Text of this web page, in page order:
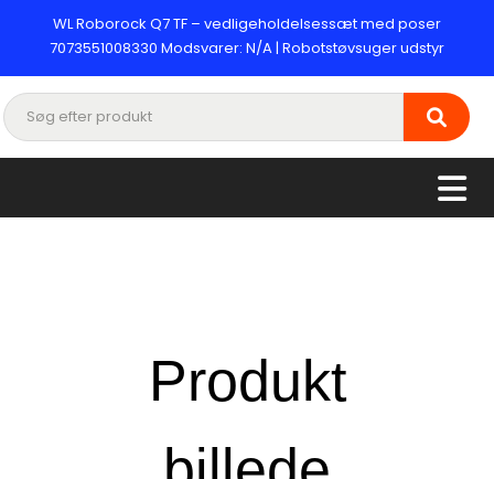
WL Roborock Q7 TF – vedligeholdelsessæt med poser
7073551008330 Modsvarer: N/A | Robotstøvsuger udstyr